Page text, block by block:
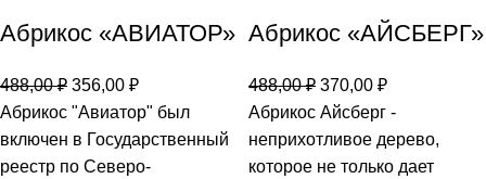
Абрикос «АВИАТОР»
488,00₽ 356,00 ₽
Абрикос "Авиатор" был
включен в Государственный
реестр по Северо-
Абрикос «АЙСБЕРГ»
488,00₽ 370,00 ₽
Абрикос Айсберг -
неприхотливое дерево,
которое не только дает